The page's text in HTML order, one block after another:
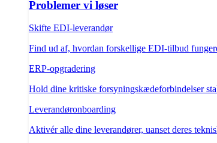
Problemer vi løser
Skifte EDI-leverandør
Find ud af, hvordan forskellige EDI-tilbud
ERP-opgradering
Hold dine kritiske forsyningskædeforbindelser
Leverandøronboarding
Aktivér alle dine leverandører, uanset deres